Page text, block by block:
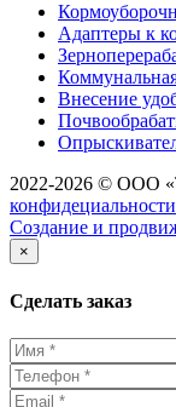
Адаптеры к
Внесение
2022-2026 © ООО
конфидециальности
Создание и
×
Сделать заказ